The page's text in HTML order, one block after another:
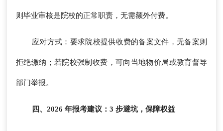
则毕业审核是院校的正常职责，无需额外付费。
应对方式：要求院校提供收费的备案文件，无备案则
拒绝缴纳；若院校强制收费，可向当地物价局或教育督导
部门举报。
四、2026 年报考建议：3 步避坑，保障权益